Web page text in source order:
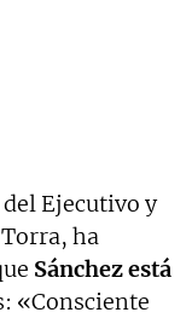
Ejecutivo y
ha
Sánchez está
«Consciente